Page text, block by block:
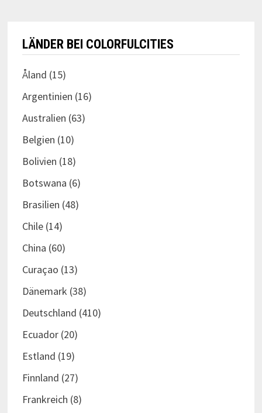
LÄNDER BEI COLORFULCITIES
Åland (15)
Argentinien (16)
Australien (63)
Belgien (10)
Bolivien (18)
Botswana (6)
Brasilien (48)
Chile(14)
China (60)
Curaçao (13)
Dänemark (38)
Deutschland (410)
Ecuador(20)
Estland (19)
Finnland (27)
Frankreich (8)